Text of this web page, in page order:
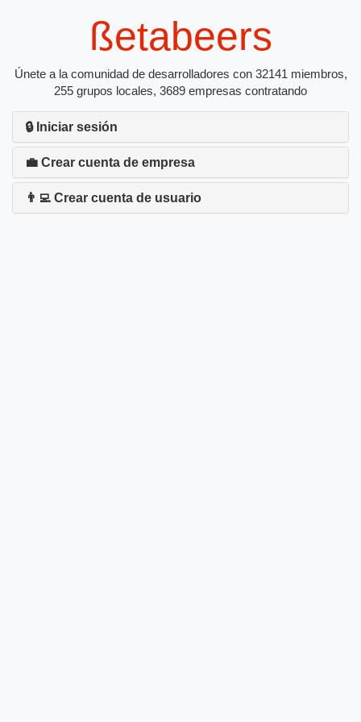
ßetabeers
Únete a la comunidad de desarrolladores con 32141 miembros,
255 grupos locales, 3689 empresas contratando
🔒 Iniciar sesión
💼 Crear cuenta de empresa
👨‍💻 Crear cuenta de usuario